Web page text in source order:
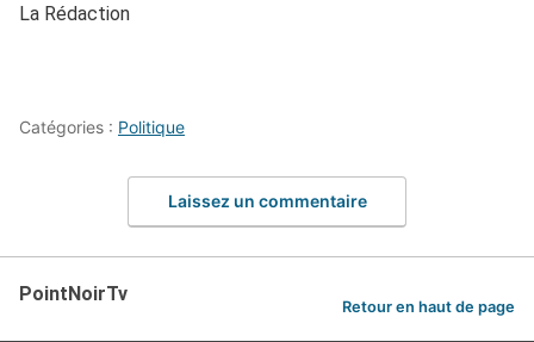
La Rédaction
Catégories : Politique
Laissez un commentaire
PointNoirTv
Retour en haut de page